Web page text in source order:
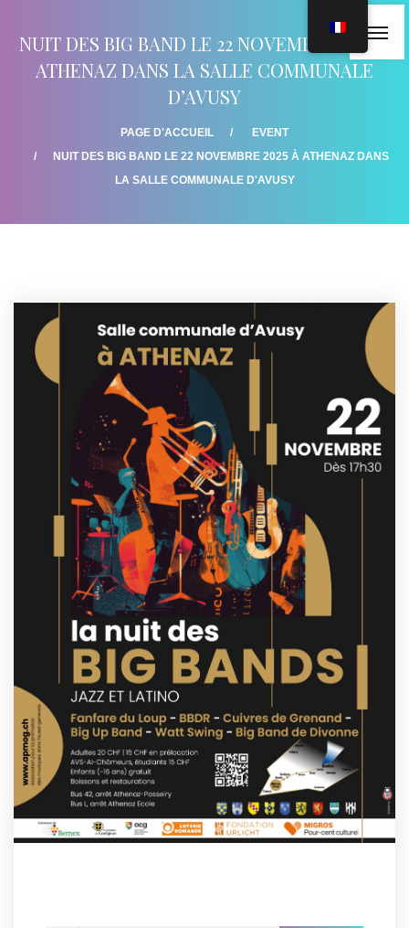
NUIT DES BIG BAND LE 22 NOVEMBRE 2025 À
ATHENAZ DANS LA SALLE COMMUNALE
D’AVUSY
PAGE D'ACCUEIL
EVENT
NUIT DES BIG BAND LE 22 NOVEMBRE 2025 À ATHENAZ DANS
LA SALLE COMMUNALE D'AVUSY